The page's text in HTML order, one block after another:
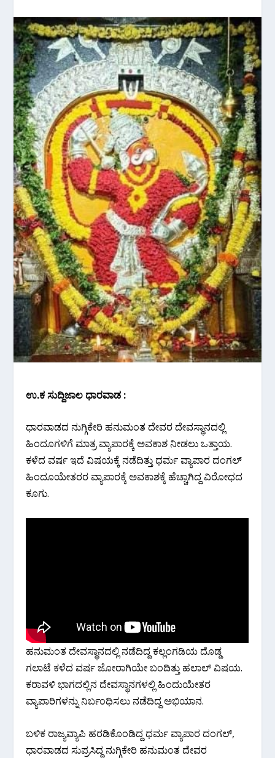
ಉ.ಕ ಸುದ್ದಿಜಾಲ ಧಾರವಾಡ :
ಧಾರವಾಡದ ನುಗ್ಗಿಕೇರಿ ಹನುಮಂತ ದೇವರ ದೇವಸ್ಥಾನದಲ್ಲಿ
ಹಿಂದೂಗಳಿಗೆ ಮಾತ್ರ ವ್ಯಾಪಾರಕ್ಕೆ ಅವಕಾಶ ನೀಡಲು ಒತ್ತಾಯ.
ಕಳೆದ ವರ್ಷ ಇದೆ ವಿಷಯಕ್ಕೆ ನಡೆದಿತ್ತು ಧರ್ಮ ವ್ಯಾಪಾರ ದಂಗಲ್
ಹಿಂದೂಯೇತರರ ವ್ಯಾಪಾರಕ್ಕೆ ಅವಕಾಶಕ್ಕೆ ಹೆಚ್ಚಾಗಿದ್ದ ವಿರೋಧದ
ಕೂಗು.
ಹನುಮಂತ ದೇವಸ್ಥಾನದಲ್ಲಿ ನಡೆದಿದ್ದ ಕಲ್ಲಂಗಡಿಯ ದೊಡ್ಡ
ಗಲಾಟೆ ಕಳೆದ ವರ್ಷ ಜೋರಾಗಿಯೇ ಬಂದಿತ್ತು ಹಲಾಲ್ ವಿಷಯ.
ಕರಾವಳಿ ಭಾಗದಲ್ಲಿನ ದೇವಸ್ಥಾನಗಳಲ್ಲಿ ಹಿಂದುಯೇತರ
ವ್ಯಾಪಾರಿಗಳನ್ನು ನಿರ್ಬಂಧಿಸಲು ನಡೆದಿದ್ದ ಅಭಿಯಾನ.
ಬಳಿಕ ರಾಜ್ಯವ್ಯಾಪಿ ಹರಡಿಕೊಂಡಿದ್ದ ಧರ್ಮ ವ್ಯಾಪಾರ ದಂಗಲ್,
ಧಾರವಾಡದ ಸುಪ್ರಸಿದ್ಧ ನುಗ್ಗಿಕೇರಿ ಹನುಮಂತ ದೇವರ